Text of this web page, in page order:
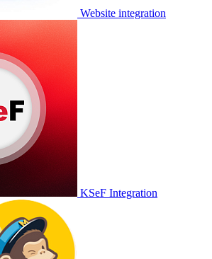
Website integration
KSeF Integration